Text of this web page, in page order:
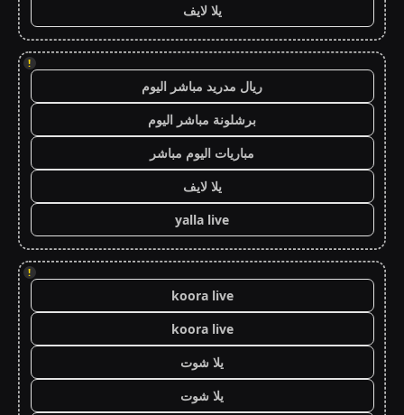
يلا لايف
!
ريال مدريد مباشر اليوم
برشلونة مباشر اليوم
مباريات اليوم مباشر
يلا لايف
yalla live
!
koora live
koora live
يلا شوت
يلا شوت